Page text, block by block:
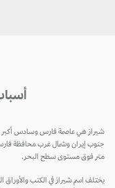
شيراز هي عاصمة فارس وسادس أكبر
متر فوق مستوى سطح البحر.
يختلف اسم شيراز في الكتب والأوراق